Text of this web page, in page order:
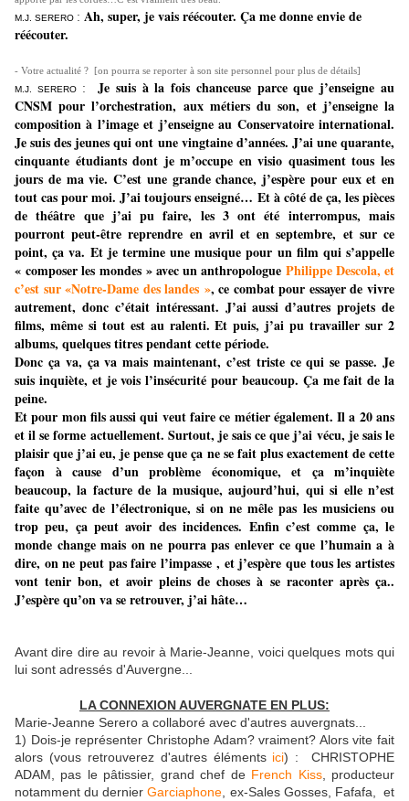
M.J. SERERO : Ah, super, je vais réécouter. Ça me donne envie de
réécouter.
- Votre actualité ? [on pourra se reporter à son site personnel pour plus de détails]
M.J. SERERO :Je suis à la fois chanceuse parce que j’enseigne au
CNSM pour l’orchestration, aux métiers du son, et j’enseigne la
composition à l’image et j’enseigne au Conservatoire international.
Je suis des jeunes qui ont une vingtaine d’années. J’ai une quarante,
cinquante étudiants dont je m’occupe en visio quasiment tous les
jours de ma vie. C’est une grande chance, j’espère pour eux et en
tout cas pour moi. J’ai toujours enseigné… Et à côté de ça, les pièces
de théâtre que j’ai pu faire, les 3 ont été interrompus, mais
pourront peut-être reprendre en avril et en septembre, et sur ce
point, ça va. Et je termine une musique pour un film qui s’appelle
« composer les mondes » avec un anthropologue Philippe Descola, et
c’est sur «Notre-Dame des landes », ce combat pour essayer de vivre
autrement, donc c’était intéressant. J’ai aussi d’autres projets de
films, même si tout est au ralenti. Et puis, j’ai pu travailler sur 2
albums, quelques titres pendant cette période.
Donc ça va, ça va mais maintenant, c’est triste ce qui se passe. Je
suis inquiète, et je vois l’insécurité pour beaucoup. Ça me fait de la
peine.
Et pour mon fils aussi qui veut faire ce métier également. Il a 20 ans
et il se forme actuellement. Surtout, je sais ce que j’ai vécu, je sais le
plaisir que j’ai eu, je pense que ça ne se fait plus exactement de cette
façon à cause d’un problème économique, et ça m’inquiète
beaucoup, la facture de la musique, aujourd’hui, qui si elle n’est
faite qu’avec de l’électronique, si on ne mêle pas les musiciens ou
trop peu, ça peut avoir des incidences. Enfin c’est comme ça, le
monde change mais on ne pourra pas enlever ce que l’humain a à
dire, on ne peut pas faire l’impasse , et j’espère que tous les artistes
vont tenir bon, et avoir pleins de choses à se raconter après ça..
J’espère qu’on va se retrouver, j’ai hâte…
Avant dire dire au revoir à Marie-Jeanne, voici quelques mots qui
lui sont adressés d'Auvergne...
LA CONNEXION AUVERGNATE EN PLUS:
Marie-Jeanne Serero a collaboré avec d'autres auvergnats...
1) Dois-je représenter Christophe Adam? vraiment? Alors vite fait
alors (vous retrouverez d'autres élémentsici) : CHRISTOPHE
ADAM, pas le pâtissier, grand chef de French Kiss, producteur
notamment du dernierGarciaphone , ex-Sales Gosses, Fafafa, et